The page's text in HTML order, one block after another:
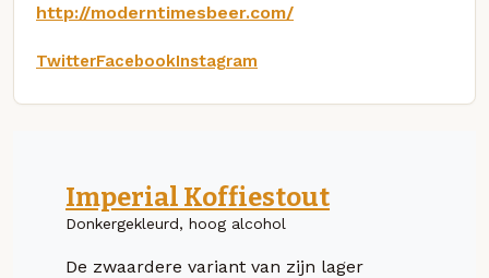
http://moderntimesbeer.com/
TwitterFacebookInstagram
Imperial Koffiestout
Donkergekleurd, hoog alcohol
De zwaardere variant van zijn lager